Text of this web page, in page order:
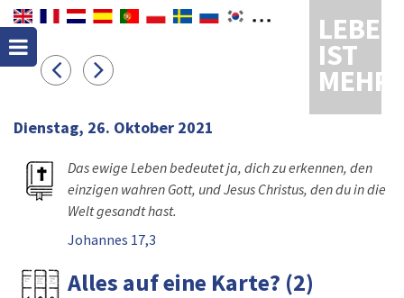
LEBEN
IST
MEHR
Dienstag, 26. Oktober 2021
Das ewige Leben bedeutet ja, dich zu erkennen, den
einzigen wahren Gott, und Jesus Christus, den du in die
Welt gesandt hast.
Johannes 17,3
Alles auf eine Karte? (2)